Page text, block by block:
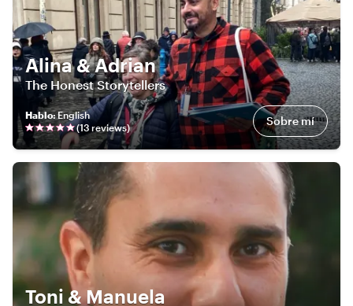
Alina & Adrian
The Honest Storytellers
Hablo:English
(13 reviews) Sobre mí
Toni & Manuela